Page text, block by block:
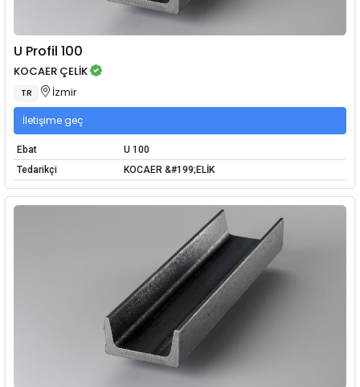
U Profil 100
KOCAER ÇELİK
TR İzmir
İletişime geç
Ebat
U 100
Tedarikçi
KOCAER &#199;ELİK